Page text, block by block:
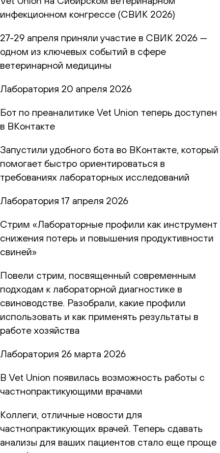
инфекционном конгрессе (СВИК 2026)
27-29 апреля приняли участие в СВИК 2026 —
одном из ключевых событий в сфере
ветеринарной медицины
Лаборатория 20 апреля 2026
Бот по преаналитике Vet Union теперь доступен
в ВКонтакте
Запустили удобного бота во ВКонтакте, который
помогает быстро ориентироваться в
требованиях лабораторных исследований
Лаборатория 17 апреля 2026
Стрим «Лабораторные профили как инструмент
снижения потерь и повышения продуктивности
свиней»
Повели стрим, посвященный современным
подходам к лабораторной диагностике в
свиноводстве. Разобрали, какие профили
использовать и как применять результаты в
работе хозяйства
Лаборатория 26 марта 2026
В Vet Union появилась возможность работы с
частнопрактикующими врачами
Коллеги, отличные новости для
частнопрактикующих врачей. Теперь сдавать
анализы для ваших пациентов стало еще проще